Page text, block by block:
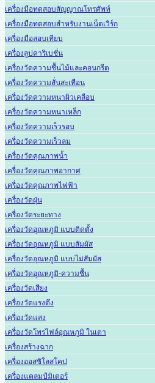
เครื่องมือทดสอบสัญญาณโทรศัพท์
เครื่องมือทดสอบสำหรับงานเน็ตเวิร์ก
เครื่องมือสอบเทียบ
เครื่องลูปคาริเบชั่น
เครื่องวัดความชื้นไม้และคอนกรีต
เครื่องวัดความสั่นสะเทือน
เครื่องวัดความหนาผิวเคลือบ
เครื่องวัดความหนาเหล็ก
เครื่องวัดความเร็วรอบ
เครื่องวัดความเร็วลม
เครื่องวัดคุณภาพน้ำ
เครื่องวัดคุณภาพอากาศ
เครื่องวัดคุณภาพไฟฟ้า
เครื่องวัดฝุ่น
เครื่องวัดระยะทาง
เครื่องวัดอุณหภูมิ แบบติดตั้ง
เครื่องวัดอุณหภูมิ แบบสัมผัส
เครื่องวัดอุณหภูมิ แบบไม่สัมผัส
เครื่องวัดอุณหภูมิ-ความชื้น
เครื่องวัดเสียง
เครื่องวัดแรงดึง
เครื่องวัดแสง
เครื่องวัดโพรไฟล์อุณหภูมิ ในเตา
เครื่องสร้างฉาก
เครื่องออสซิโลสโคป
เครื่องแคลมป์มิเตอร์